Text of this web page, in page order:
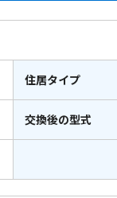
住居タイプ
交換後の型式